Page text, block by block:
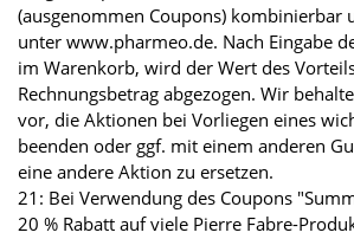
(ausgenommen Coupons) kombinierbar
unter www.pharmeo.de. Nach Eingabe
im Warenkorb, wird der Wert des
Rechnungsbetrag abgezogen. Wir
vor, die Aktionen bei Vorliegen eines
beenden oder ggf. mit einem anderen
eine andere Aktion zu ersetzen.
21: Bei Verwendung des Coupons
20 % Rabatt auf viele Pierre Fabre-